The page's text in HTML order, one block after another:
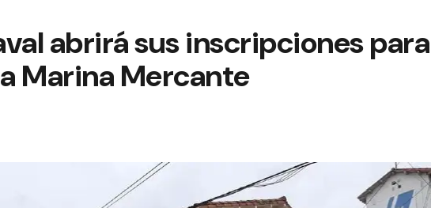
abrirá sus inscripciones para
Marina Mercante